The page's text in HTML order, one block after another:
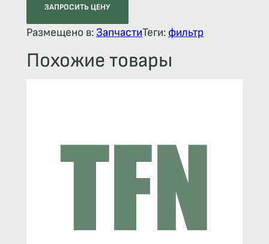
ЗАПРОСИТЬ ЦЕНУ
Размещено в: ЗапчастиТеги: фильтр
Похожие товары